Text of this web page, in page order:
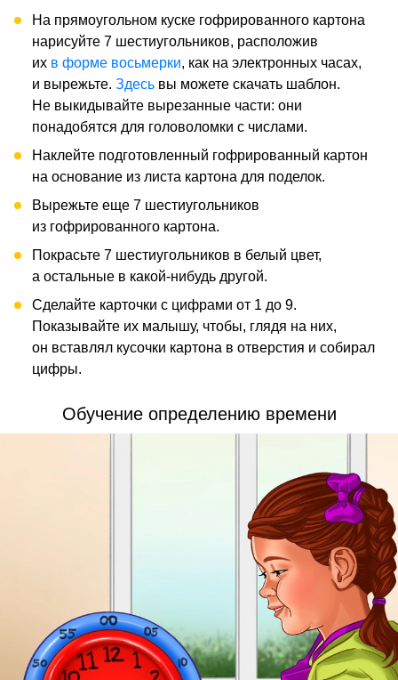
На прямоугольном куске гофрированного картона
нарисуйте 7 шестиугольников, расположив
их в форме восьмерки, как на электронных часах,
и вырежьте. Здесь вы можете скачать шаблон.
Не выкидывайте вырезанные части: они
понадобятся для головоломки с числами.
Наклейте подготовленный гофрированный картон
на основание из листа картона для поделок.
Вырежьте еще 7 шестиугольников
из гофрированного картона.
Покрасьте 7 шестиугольников в белый цвет,
а остальные в какой-нибудь другой.
Сделайте карточки с цифрами от 1 до 9.
Показывайте их малышу, чтобы, глядя на них,
он вставлял кусочки картона в отверстия и собирал
цифры.
Обучение определению времени